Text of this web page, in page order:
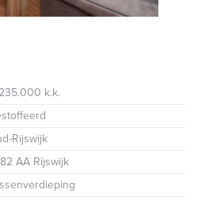
k.k.
Rijswijk
AA Rijswijk